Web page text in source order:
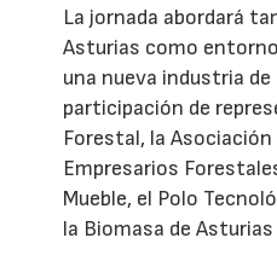
La jornada abordará
Asturias como
una nueva industria de
participación de
Forestal, la
Empresarios
Mueble, el Polo
la Biomasa de